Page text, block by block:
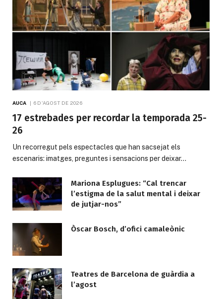
AUCA 6 D'AGOST DE 2026
17 estrebades per recordar la temporada 25-
26
Un recorregut pels espectacles que han sacsejat els
escenaris: imatges, preguntes i sensacions per deixar…
Mariona Esplugues: “Cal trencar
l’estigma de la salut mental i deixar
de jutjar-nos”
Òscar Bosch, d’ofici camaleònic
Teatres de Barcelona de guàrdia a
l’agost